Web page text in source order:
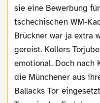
sie eine Bewerbung
tschechischen WM-
Brückner war ja extra
gereist. Kollers
emotional. Doch nach
die Münchener aus
Ballacks Tor